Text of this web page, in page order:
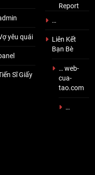
yêu quái
Sĩ Giấy
Report
…
Liên Kết
Bạn Bè
… web-
cua-
tao.com
…